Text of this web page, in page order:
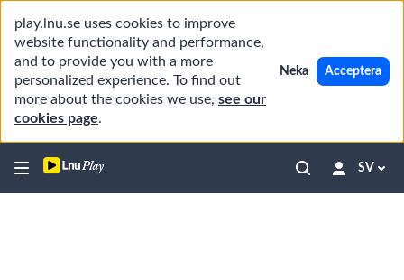
play.lnu.se uses cookies to improve
website functionality and performance,
and to provide you with a more
personalized experience. To find out
more about the cookies we use, see our
cookies page.
Neka Acceptera
SV